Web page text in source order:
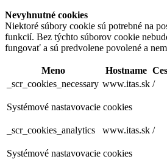
Nevyhnutné cookies
Niektoré súbory cookie sú potrebné na
funkcií. Bez týchto súborov cookie
fungovať a sú predvolene povolené a
Meno Hostname
_scr_cookies_necessary www.itas.sk /
Systémové nastavovacie cookies
_scr_cookies_analytics www.itas.sk /
Systémové nastavovacie cookies